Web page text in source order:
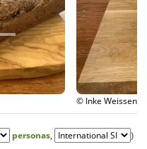
personas, )